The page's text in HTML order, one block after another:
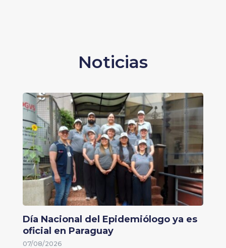
Noticias
Día Nacional del Epidemiólogo ya es
oficial en Paraguay
07/08/2026